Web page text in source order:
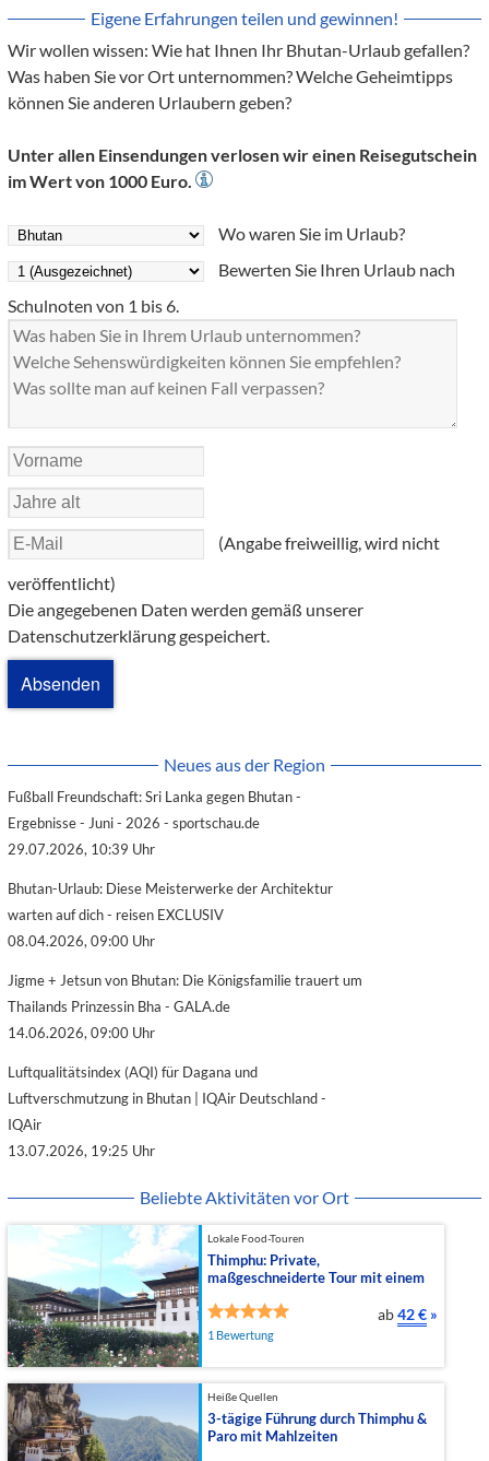
Eigene Erfahrungen teilen und gewinnen!
Wir wollen wissen: Wie hat Ihnen Ihr Bhutan-Urlaub gefallen?
Was haben Sie vor Ort unternommen? Welche Geheimtipps
können Sie anderen Urlaubern geben?
Unter allen Einsendungen verlosen wir einen Reisegutschein
im Wert von 1000 Euro.
Wo waren Sie im Urlaub?
Bewerten Sie Ihren Urlaub nach
Schulnoten von 1 bis 6.
(Angabe freiweillig, wird nicht
veröffentlicht)
Die angegebenen Daten werden gemäß unserer
Datenschutzerklärung gespeichert.
Neues aus der Region
Fußball Freundschaft: Sri Lanka gegen Bhutan -
Ergebnisse - Juni - 2026 - sportschau.de
29.07.2026, 10:39 Uhr
Bhutan-Urlaub: Diese Meisterwerke der Architektur
warten auf dich - reisen EXCLUSIV
08.04.2026, 09:00 Uhr
Jigme + Jetsun von Bhutan: Die Königsfamilie trauert um
Thailands Prinzessin Bha - GALA.de
14.06.2026, 09:00 Uhr
Luftqualitätsindex (AQI) für Dagana und
Luftverschmutzung in Bhutan | IQAir Deutschland -
IQAir
13.07.2026, 19:25 Uhr
Beliebte Aktivitäten vor Ort
Lokale Food-Touren
Thimphu: Private,
maßgeschneiderte Tour mit einem
1 Bewertung
ab42 € »
Heiße Quellen
3-tägige Führung durch Thimphu &
Paro mit Mahlzeiten